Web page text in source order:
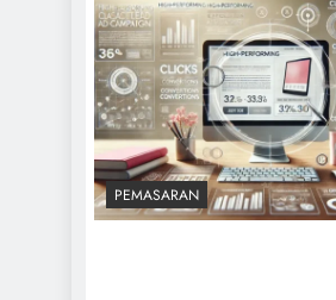
PEMASARAN